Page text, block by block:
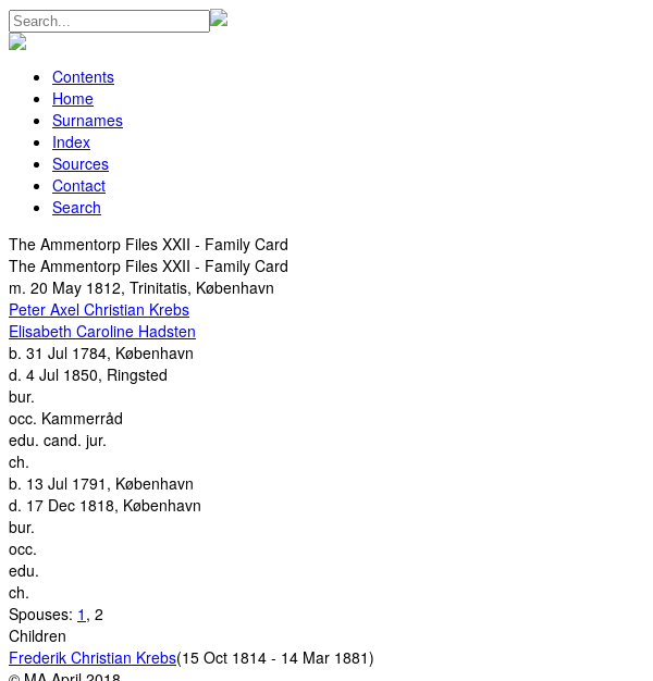
Contents
Home
Surnames
Index
Sources
Contact
Search
The Ammentorp Files XXII - Family Card
The Ammentorp Files XXII - Family Card
m. 20 May 1812, Trinitatis, København
Peter Axel Christian Krebs
Elisabeth Caroline Hadsten
b. 31 Jul 1784, København
d. 4 Jul 1850, Ringsted
bur.
occ. Kammerråd
edu. cand. jur.
ch.
b. 13 Jul 1791, København
d. 17 Dec 1818, København
bur.
occ.
edu.
ch.
Spouses: 1 , 2
Children
Frederik Christian Krebs(15 Oct 1814 - 14 Mar 1881)